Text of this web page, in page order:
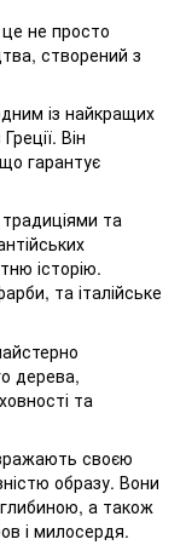
не просто
створений з
із найкращих
Він
гарантує
та
історію.
та італійське
дерева,
та
своєю
образу. Вони
а також
і милосердя.